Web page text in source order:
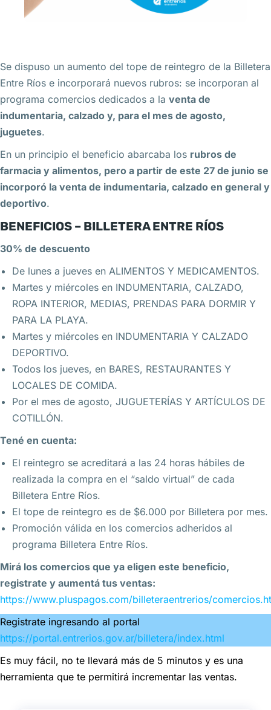
Se dispuso un aumento del tope de reintegro de la Billetera
Entre Ríos e incorporará nuevos rubros: se incorporan al
programa comercios dedicados a la venta de
indumentaria, calzado y, para el mes de agosto,
juguetes.
En un principio el beneficio abarcaba los rubros de
farmacia y alimentos, pero a partir de este 27 de junio se
incorporó la venta de indumentaria, calzado en general y
deportivo.
BENEFICIOS – BILLETERA ENTRE RÍOS
30% de descuento
De lunes a jueves en ALIMENTOS Y MEDICAMENTOS.
Martes y miércoles en INDUMENTARIA, CALZADO,
ROPA INTERIOR, MEDIAS, PRENDAS PARA DORMIR Y
PARA LA PLAYA.
Martes y miércoles en INDUMENTARIA Y CALZADO
DEPORTIVO.
Todos los jueves, en BARES, RESTAURANTES Y
LOCALES DE COMIDA.
Por el mes de agosto, JUGUETERÍAS Y ARTÍCULOS DE
COTILLÓN.
Tené en cuenta:
El reintegro se acreditará a las 24 horas hábiles de
realizada la compra en el “saldo virtual” de cada
Billetera Entre Ríos.
El tope de reintegro es de $6.000 por Billetera por mes.
Promoción válida en los comercios adheridos al
programa Billetera Entre Ríos.
Mirá los comercios que ya eligen este beneficio,
registrate y aumentá tus ventas:
https://www.pluspagos.com/billeteraentrerios/
Registrate ingresando al portal
https://portal.entrerios.gov.ar/billetera/index.html
Es muy fácil, no te llevará más de 5 minutos y es una
herramienta que te permitirá incrementar las ventas.